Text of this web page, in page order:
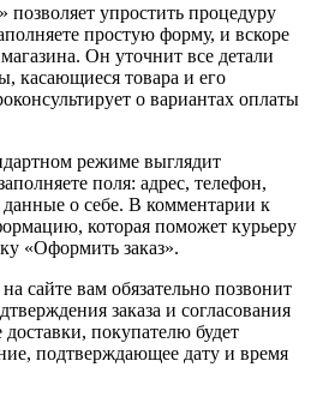
упростить процедуру
простую форму, и вскоре
Он уточнит все детали
касающиеся товара и его
о вариантах оплаты
режиме выглядит
поля: адрес, телефон,
о себе. В комментарии к
которая поможет курьеру
«Оформить заказ».
сайте вам обязательно позвонит
заказа и согласования
покупателю будет
подтверждающее дату и время